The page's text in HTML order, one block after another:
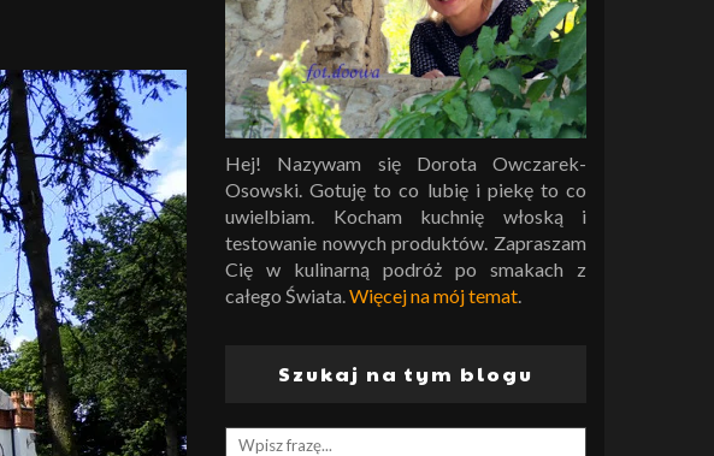
Hej! Nazywam się Dorota Owczarek-
Osowski. Gotuję to co lubię i piekę to co
uwielbiam. Kocham kuchnię włoską i
testowanie nowych produktów. Zapraszam
Cię w kulinarną podróż po smakach z
całego Świata.Więcej na mój temat.
Szukaj na tym blogu